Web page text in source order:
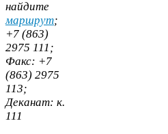
найдите
маршрут;
+7 (863)
2975 111 ;
Факс: +7
(863) 2975
113;
Деканат: к.
111